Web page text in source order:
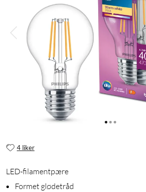
4 liker
LED-filamentpære
Formet glødetråd